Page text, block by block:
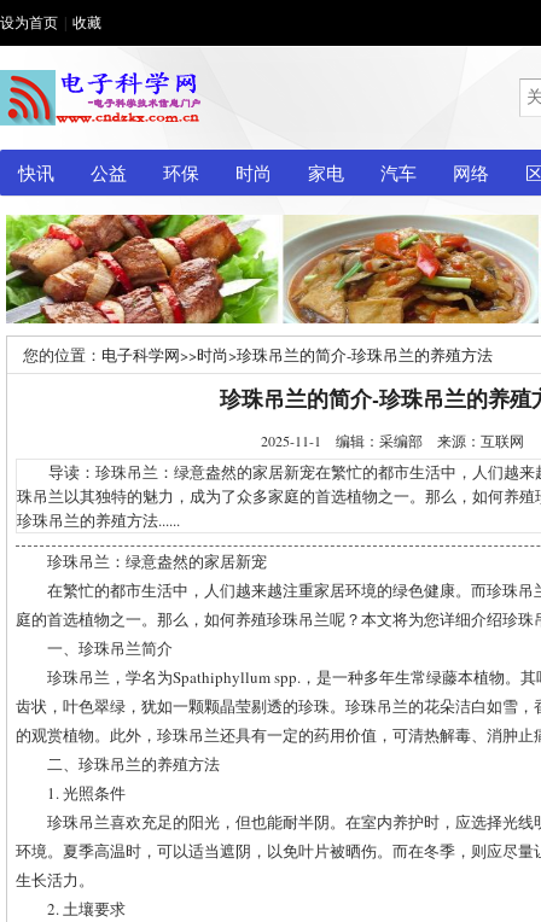
设为首页 收藏
快讯 公益 环保 时尚 家电 汽车 网络
您的位置： 电子科学网>>时尚>珍珠吊兰的简介-珍珠吊兰的养殖方法
珍珠吊兰的简介-珍珠吊兰的养殖
2025-11-1 编辑：采编部 来源：互联网
导读：珍珠吊兰：绿意盎然的家居新宠在繁忙的都市生活中，人们越来
珠吊兰以其独特的魅力，成为了众多家庭的首选植物之一。那么，如何养
珍珠吊兰的养殖方法......
珍珠吊兰：绿意盎然的家居新宠
在繁忙的都市生活中，人们越来越注重家居环境的绿色健康。而珍珠
庭的首选植物之一。那么，如何养殖珍珠吊兰呢？本文将为您详细介绍珍珠
一、珍珠吊兰简介
珍珠吊兰，学名为Spathiphyllum spp.，是一种多年生常绿藤本植物。
齿状，叶色翠绿，犹如一颗颗晶莹剔透的珍珠。珍珠吊兰的花朵洁白如雪
的观赏植物。此外，珍珠吊兰还具有一定的药用价值，可清热解毒、消肿止
二、珍珠吊兰的养殖方法
1. 光照条件
珍珠吊兰喜欢充足的阳光，但也能耐半阴。在室内养护时，应选择光
环境。夏季高温时，可以适当遮阴，以免叶片被晒伤。而在冬季，则应尽
生长活力。
2. 土壤要求